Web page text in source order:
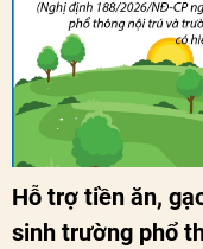
Hỗ trợ tiền ăn,
sinh trường phổ